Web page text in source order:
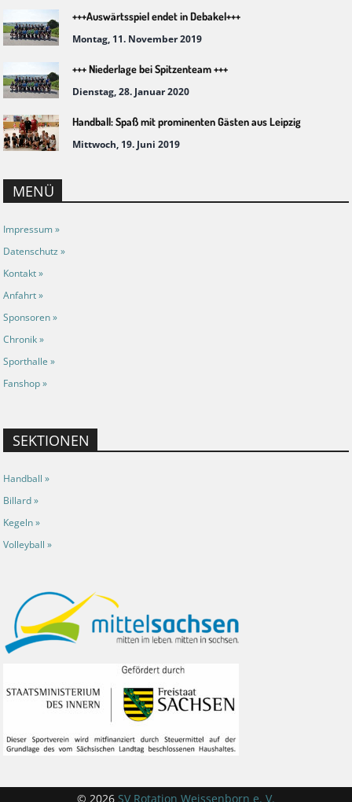
+++Auswärtsspiel endet in Debakel+++
Montag, 11. November 2019
+++ Niederlage bei Spitzenteam +++
Dienstag, 28. Januar 2020
Handball: Spaß mit prominenten Gästen aus Leipzig
Mittwoch, 19. Juni 2019
MENÜ
Impressum »
Datenschutz »
Kontakt »
Anfahrt »
Sponsoren »
Chronik »
Sporthalle »
Fanshop »
SEKTIONEN
Handball »
Billard »
Kegeln »
Volleyball »
© 2026 SV Rotation Weissenborn e. V.